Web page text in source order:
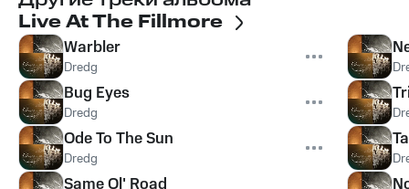
Live At The Fillmore
Warbler
Dredg
Bug Eyes
Dredg
Ode To The Sun
Dredg
Same Ol' Road